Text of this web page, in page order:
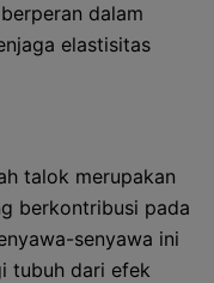
dalam
elastisitas
talok merupakan
berkontribusi pada
senyawa ini
tubuh dari efek